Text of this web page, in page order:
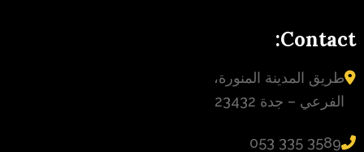
Contact:
طريق المدينة المنورة،
الفرعي – جدة 23432
‪053 335 3589‬